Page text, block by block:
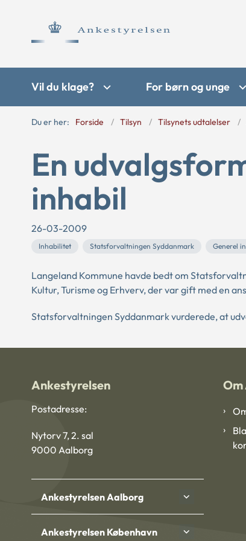
Vil du klage? For børn og unge
Du er her: Forside Tilsyn Tilsynets udtalelser
En
inhabil
26-03-2009
Inhabilitet Statsforvaltningen Syddanmark Generel
Langeland Kommune havde bedt om
Kultur, Turisme og Erhverv, der var gift med en
Statsforvaltningen Syddanmark vurderede, at
Ankestyrelsen
Postadresse:
Nytorv 7, 2. sal
9000 Aalborg
Ankestyrelsen Aalborg
Ankestyrelsen København
Om